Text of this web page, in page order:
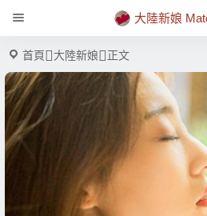
大陸新娘
首頁 大陸新娘 正文